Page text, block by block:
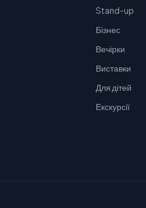
Stand-up
Бізнес
Вечірки
Виставки
Для дітей
Екскурсії